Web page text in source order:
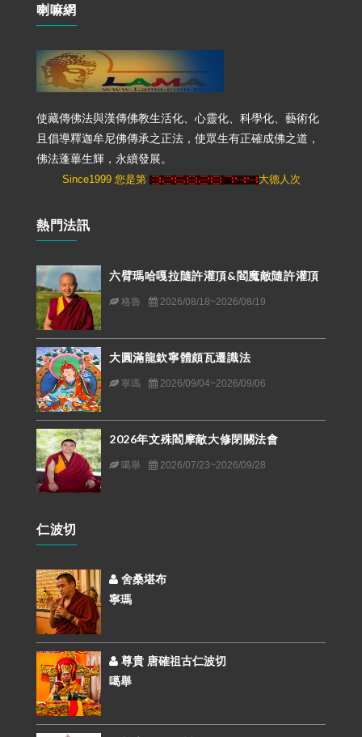
喇嘛網
使藏傳佛法與漢傳佛教生活化、心靈化、科學化、藝術化
且倡導釋迦牟尼佛傳承之正法，使眾生有正確成佛之道，
佛法蓬蓽生輝，永續發展。
Since1999 您是第 大德人次
熱門法訊
六臂瑪哈嘎拉隨許灌頂&閻魔敵隨許灌頂
格魯 2026/08/18~2026/08/19
大圓滿龍欽寧體頗瓦遷識法
寧瑪 2026/09/04~2026/09/06
2026年文殊閻摩敵大修閉關法會
噶舉 2026/07/23~2026/09/28
仁波切
舍桑堪布
寧瑪
尊貴 唐確祖古仁波切
噶舉